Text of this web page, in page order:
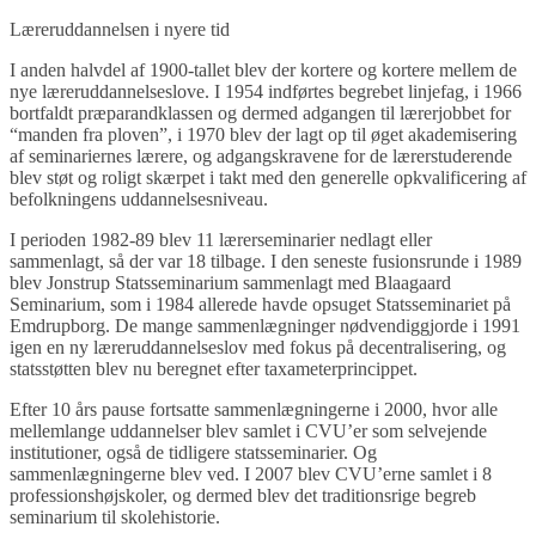
Læreruddannelsen i nyere tid
I anden halvdel af 1900-tallet blev der kortere og kortere mellem de
nye læreruddannelseslove. I 1954 indførtes begrebet linjefag, i 1966
bortfaldt præparandklassen og dermed adgangen til lærerjobbet for
“manden fra ploven”, i 1970 blev der lagt op til øget akademisering
af seminariernes lærere, og adgangskravene for de lærerstuderende
blev støt og roligt skærpet i takt med den generelle opkvalificering af
befolkningens uddannelsesniveau.
I perioden 1982-89 blev 11 lærerseminarier nedlagt eller
sammenlagt, så der var 18 tilbage. I den seneste fusionsrunde i 1989
blev Jonstrup Statsseminarium sammenlagt med Blaagaard
Seminarium, som i 1984 allerede havde opsuget Statsseminariet på
Emdrupborg. De mange sammenlægninger nødvendiggjorde i 1991
igen en ny læreruddannelseslov med fokus på decentralisering, og
statsstøtten blev nu beregnet efter taxameterprincippet.
Efter 10 års pause fortsatte sammenlægningerne i 2000, hvor alle
mellemlange uddannelser blev samlet i CVU’er som selvejende
institutioner, også de tidligere statsseminarier. Og
sammenlægningerne blev ved. I 2007 blev CVU’erne samlet i 8
professionshøjskoler, og dermed blev det traditionsrige begreb
seminarium til skolehistorie.